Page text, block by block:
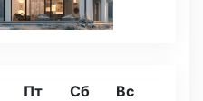
Пт Сб Вс